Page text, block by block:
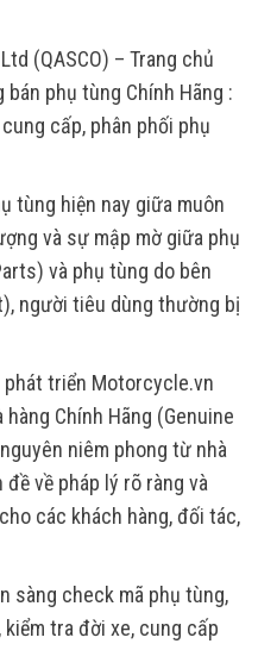
(QASCO) – Trang chủ
bán phụ tùng Chính Hãng :
cấp, phân phối phụ
tùng hiện nay giữa muôn
và sự mập mờ giữa phụ
và phụ tùng do bên
người tiêu dùng thường bị
triển Motorcycle.vn
Chính Hãng (Genuine
niêm phong từ nhà
về pháp lý rõ ràng và
các khách hàng, đối tác,
sàng check mã phụ tùng,
tra đời xe, cung cấp